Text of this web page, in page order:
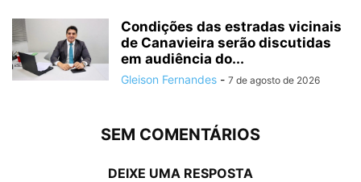
Condições das estradas vicinais
de Canavieira serão discutidas
em audiência do...
Gleison Fernandes - 7 de agosto de 2026
SEM COMENTÁRIOS
DEIXE UMA RESPOSTA